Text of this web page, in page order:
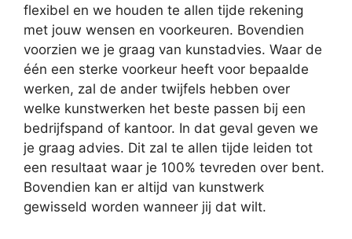
flexibel en we houden te allen tijde rekening
met jouw wensen en voorkeuren. Bovendien
voorzien we je graag van kunstadvies. Waar de
één een sterke voorkeur heeft voor bepaalde
werken, zal de ander twijfels hebben over
welke kunstwerken het beste passen bij een
bedrijfspand of kantoor. In dat geval geven we
je graag advies. Dit zal te allen tijde leiden tot
een resultaat waar je 100% tevreden over bent.
Bovendien kan er altijd van kunstwerk
gewisseld worden wanneer jij dat wilt.